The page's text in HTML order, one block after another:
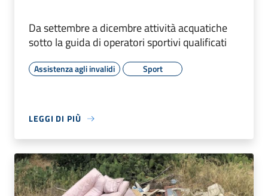
Da settembre a dicembre attività acquatiche
sotto la guida di operatori sportivi qualificati
Assistenza agli invalidi Sport
LEGGI DI PIÙ